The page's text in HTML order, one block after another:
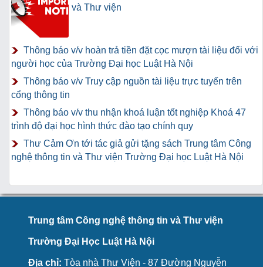
và Thư viện
Thông báo v/v hoàn trả tiền đặt cọc mượn tài liệu đối với
người học của Trường Đại học Luật Hà Nội
Thông báo v/v Truy cập nguồn tài liệu trực tuyến trên
cổng thông tin
Thông báo v/v thu nhận khoá luận tốt nghiệp Khoá 47
trình độ đại học hình thức đào tạo chính quy
Thư Cảm Ơn tới tác giả gửi tặng sách Trung tâm Công
nghệ thông tin và Thư viện Trường Đại học Luật Hà Nội
Trung tâm Công nghệ thông tin và Thư viện
Trường Đại Học Luật Hà Nội
Địa chỉ: Tòa nhà Thư Viện - 87 Đường Nguyễn